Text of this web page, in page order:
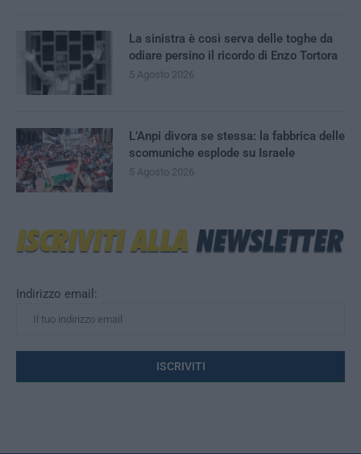
Indirizzo email:
La sinistra è così serva delle toghe da
odiare persino il ricordo di Enzo Tortora
5 Agosto 2026
L’Anpi divora se stessa: la fabbrica delle
scomuniche esplode su Israele
5 Agosto 2026